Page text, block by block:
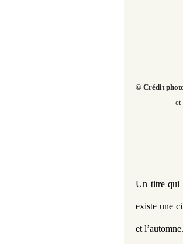
© Crédit
et
Un titre qui
existe une
et l’automne.